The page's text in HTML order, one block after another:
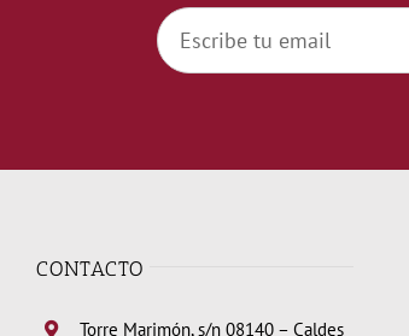
CONTACTO
Torre Marimón, s/n 08140 – Caldes